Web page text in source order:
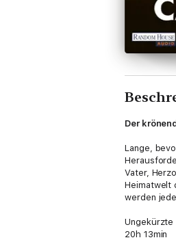
Der
Lange,
Vater,
Heimatwelt
werden
Ungekürzte
20h 13min